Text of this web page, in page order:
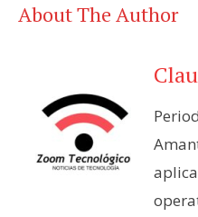
About The Author